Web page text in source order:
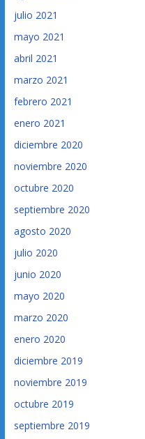
julio 2021
mayo 2021
abril 2021
marzo 2021
febrero 2021
enero 2021
diciembre 2020
noviembre 2020
octubre 2020
septiembre 2020
agosto 2020
julio 2020
junio 2020
mayo 2020
marzo 2020
enero 2020
diciembre 2019
noviembre 2019
octubre 2019
septiembre 2019